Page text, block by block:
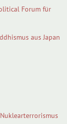
Forum für
aus Japan